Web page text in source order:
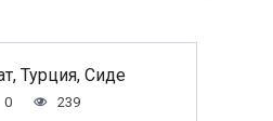
Турция, Сиде
0 239